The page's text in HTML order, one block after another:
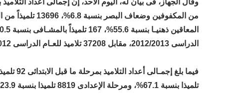
الدراسى 2012/2013، مقابل 37208 تلاميذ للعـام الدراسى 2011/2012 بانخفاض قدره 332 تلميذا بنسبة 0.9%.
تلميذا بنسبة 67.1%، ومرحلة الإعدادى 8819 تلميذا بنسبة 23.9%، والثانوى العام 581 تلميذا بنسبة 1.6%.